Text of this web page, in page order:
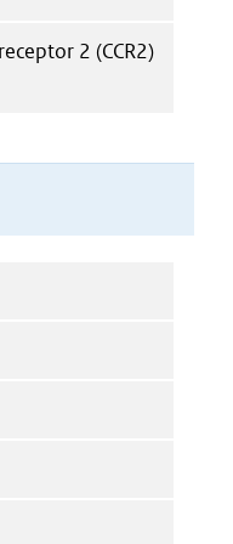
2 (CCR2)